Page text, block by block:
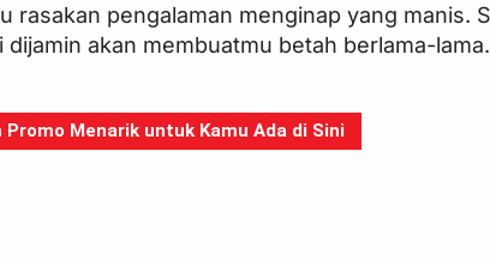
rasakan pengalaman menginap yang manis.
dijamin akan membuatmu betah berlama-lama.
Promo Menarik untuk Kamu Ada di Sini